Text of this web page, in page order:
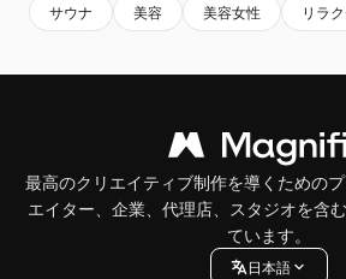
サウナ 美容 美容女性 リラ
最高のクリエイティブ制作を導くための
エイター、企業、代理店、スタジオを含
ています。
日本語